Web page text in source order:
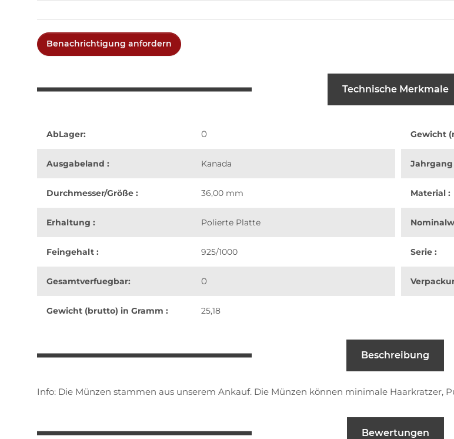
Benachrichtigung anfordern
Technische Merkmale
AbLager: 0
Ausgabeland : Kanada
Durchmesser/Größe : 36,00 mm
Erhaltung : Polierte Platte
Feingehalt : 925/1000
Gesamtverfuegbar: 0
Gewicht (brutto) in Gramm : 25,18
Gewicht
Jahrgang
Material :
Serie :
Beschreibung
Info: Die Münzen stammen aus unserem Ankauf. Die Münzen können minimale Haarkratzer,
Bewertungen